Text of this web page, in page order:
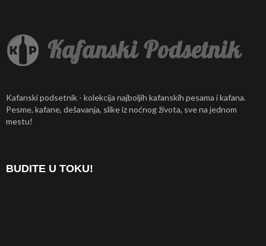
Kafanski podsetnik - kolekcija najboljih kafanskih pesama i kafana.
Pesme, kafane, dešavanja, slike iz noćnog života, sve na jednom
mestu!
BUDITE U TOKU!